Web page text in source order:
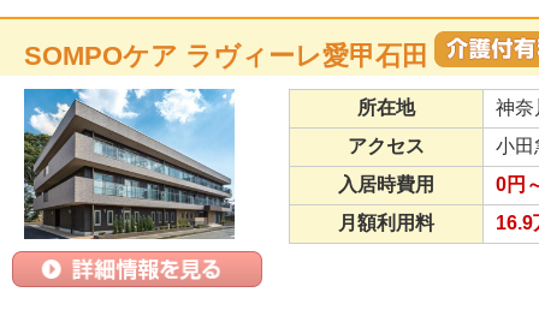
SOMPOケア ラヴィーレ愛甲石田
所在地
神奈
アクセス
小田
入居時費用
0円
月額利用料
16.9